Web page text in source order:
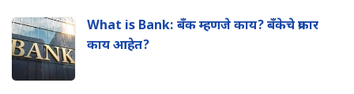
What is Bank: बँक म्हणजे काय? बँकेचे प्रकार
काय आहेत?